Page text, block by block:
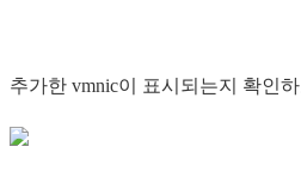
추가한 vmnic이 표시되는지 확인